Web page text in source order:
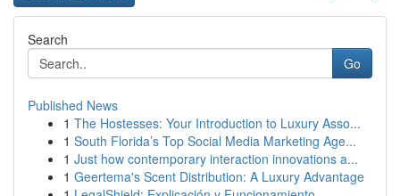
Search
Go
Published News
1 The Hostesses: Your Introduction to Luxury Asso...
1 South Florida’s Top Social Media Marketing Age...
1 Just how contemporary interaction innovations a...
1 Geertema's Scent Distribution: A Luxury Advantage